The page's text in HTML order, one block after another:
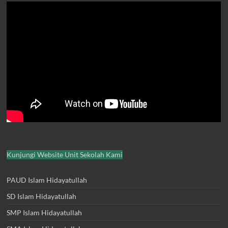
Kunjungi Website Unit Sekolah Kami
PAUD Islam Hidayatullah
SD Islam Hidayatullah
SMP Islam Hidayatullah